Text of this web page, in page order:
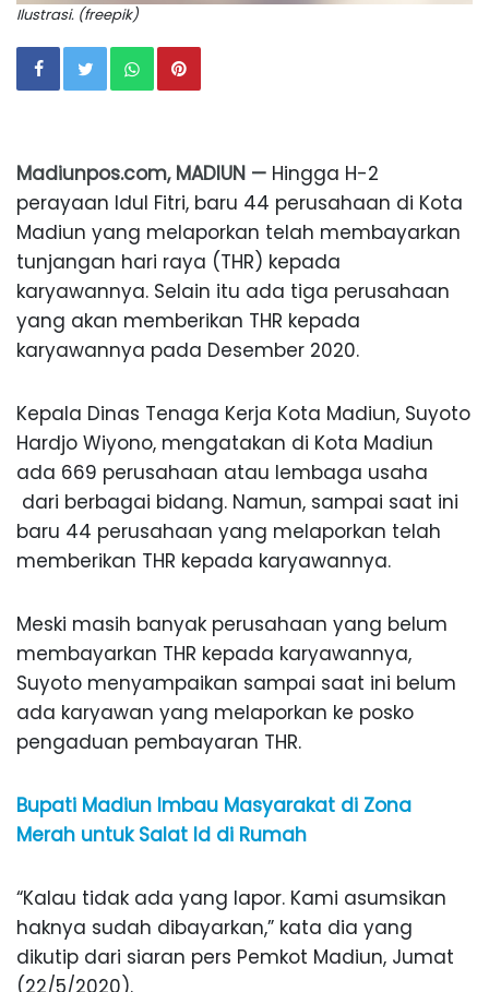
Ilustrasi. (freepik)
Madiunpos.com, MADIUN — Hingga H-2
perayaan Idul Fitri, baru 44 perusahaan di Kota
Madiun yang melaporkan telah membayarkan
tunjangan hari raya (THR) kepada
karyawannya. Selain itu ada tiga perusahaan
yang akan memberikan THR kepada
karyawannya pada Desember 2020.
Kepala Dinas Tenaga Kerja Kota Madiun, Suyoto
Hardjo Wiyono, mengatakan di Kota Madiun
ada 669 perusahaan atau lembaga usaha
dari berbagai bidang. Namun, sampai saat ini
baru 44 perusahaan yang melaporkan telah
memberikan THR kepada karyawannya.
Meski masih banyak perusahaan yang belum
membayarkan THR kepada karyawannya,
Suyoto menyampaikan sampai saat ini belum
ada karyawan yang melaporkan ke posko
pengaduan pembayaran THR.
Bupati Madiun Imbau Masyarakat di Zona
Merah untuk Salat Id di Rumah
“Kalau tidak ada yang lapor. Kami asumsikan
haknya sudah dibayarkan,” kata dia yang
dikutip dari siaran pers Pemkot Madiun, Jumat